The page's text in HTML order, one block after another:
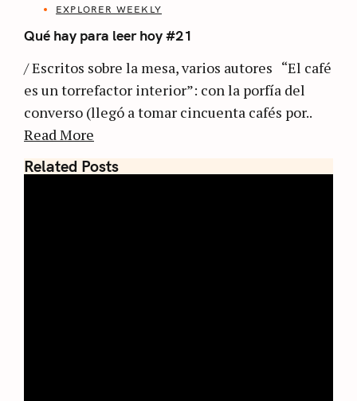
EXPLORER WEEKLY
Qué hay para leer hoy #21
/ Escritos sobre la mesa, varios autores “El café
es un torrefactor interior”: con la porfía del
converso (llegó a tomar cincuenta cafés por..
Read More
Related Posts